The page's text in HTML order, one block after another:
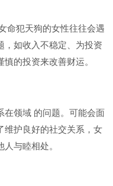
命犯天狗的女性往往会遇
，如收入不稳定、为投资
的投资来改善财运。
在领域 的问题。可能会面
维护良好的社交关系，女
与睦相处。